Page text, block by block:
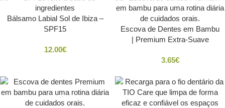
Bálsamo Labial Sol de Ibiza –
SPF15
12.00€
Escova de Dentes em Bambu
| Premium Extra-Suave
3.65€